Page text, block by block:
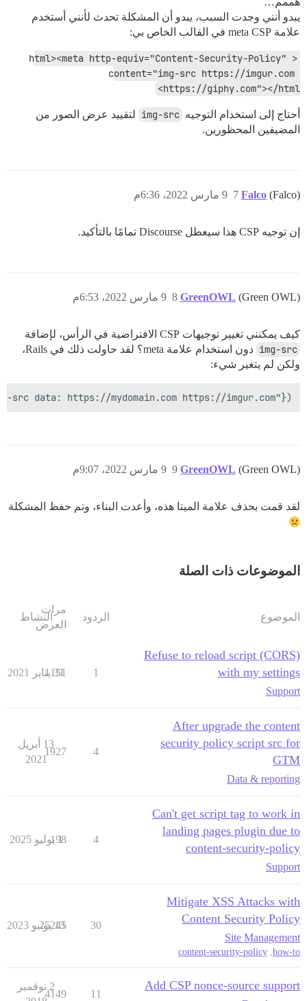
يبدو أنني وجدت السبب، يبدو أن المشكلة تحدث لأنني أستخدم
علامة meta CSP في القالب الخاص بي:
<html><meta http-equiv="Content-Security-Policy"
content="img-src https://imgur.com
https://giphy.com"></html>
أحتاج إلى استخدام التوجيه img-src لتقييد عرض الصور من
المضيفين المحظورين.
Falco (Falco) 9 مارس 2022، 6:36م 7
إن توجيه CSP هذا سيعطل Discourse تمامًا بالتأكيد.
GreenOWL (Green OWL) 9 مارس 2022، 6:53م 8
كيف يمكنني تغيير توجيهات CSP الافتراضية في الرأس، لإضافة
img-src
دون استخدام علامة meta؟ لقد حاولت ذلك في Rails،
ولكن لم يتغير شيء:
data: https://mydomain.com https://imgur.com"})
GreenOWL (Green OWL) 9 مارس 2022، 9:07م 9
لقد قمت بحذف علامة الميتا هذه، وأعدت البناء، وتم حفظ المشكلة
الموضوعات ذات الصلة
الموضوع الردود
مرات
العرض
النشاط
Refuse to reload script (CORS)
with my settings
Support
1
1151
31 يناير 2021
After upgrade the content
security policy script src for
GTM
Data & reporting
4
1927
13 أبريل
2021
Can't get script tag to work in
landing pages plugin due to
content-security-policy
Support
4
198
1 يوليو 2025
Mitigate XSS Attacks with
Content Security Policy
Site Management
how-to
,
content-security-policy
30
25245
13 يونيو 2023
Add CSP nonce-source support
11
4149
2 نوفمبر